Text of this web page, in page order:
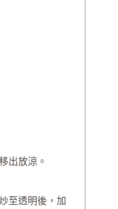
出放涼。
至透明後，加